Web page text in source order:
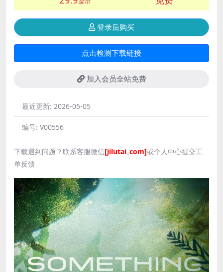
登录后购买
点击检测下载链接
加入会员全站免费
最近更新: 2026-05-05
编号: V00556
下载遇到问题？联系客服微信[jilutai_com]或个人中心提交工
单反馈